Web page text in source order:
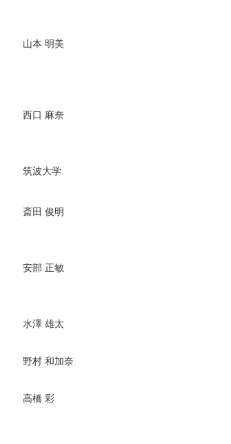
山本 明美
西口 麻奈
筑波大学
斎田 俊明
安部 正敏
水澤 雄太
野村 和加奈
高橋 彩